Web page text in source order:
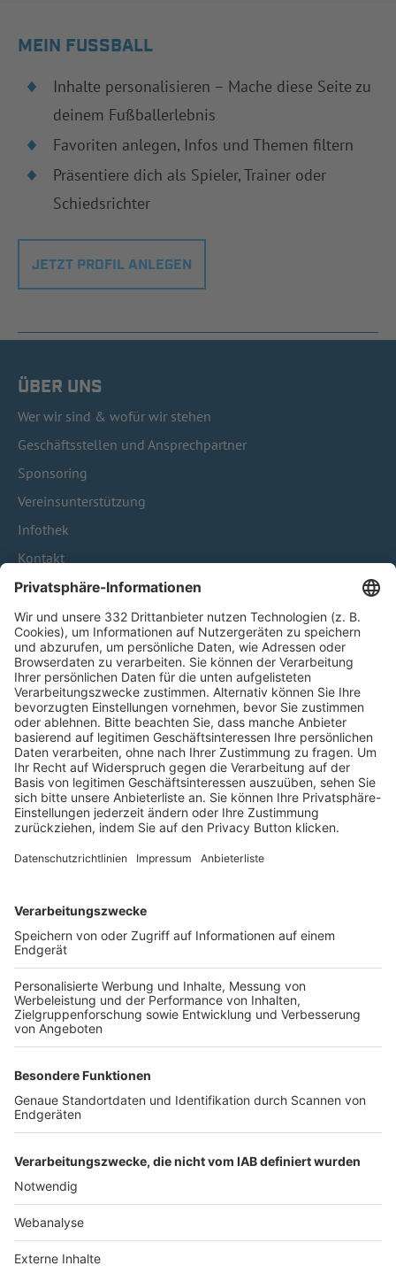
MEIN FUSSBALL
Inhalte personalisieren – Mache diese Seite zu
deinem Fußballerlebnis
Favoriten anlegen, Infos und Themen filtern
Präsentiere dich als Spieler, Trainer oder
Schiedsrichter
JETZT PROFIL ANLEGEN
ÜBER UNS
Wer wir sind & wofür wir stehen
Geschäftsstellen und Ansprechpartner
Sponsoring
Vereinsunterstützung
Infothek
Kontakt
HÄUFIG BESUCHTE SEITEN
Pässe und Vereinswechsel
Trainerausbildung
Schulungsangebot Vereinsmitarbeiter
BFV-Geschäftsstellen
Trainerbörse
Login SpielPlus
FOLGE DEM BFV
TOP-VEREINE
TOP-PARTNER
Nutzungsbedingungen Datenschutz Impressum